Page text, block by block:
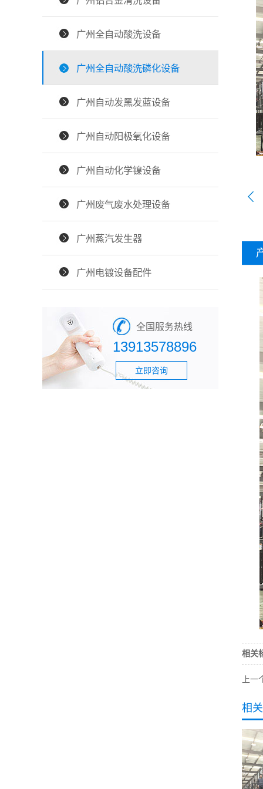
广州全自动酸洗设备
广州全自动酸洗磷化设备
广州自动发黑发蓝设备
广州自动阳极氧化设备
广州自动化学镍设备
广州废气废水处理设备
广州蒸汽发生器
广州电镀设备配件
全国服务热线
13913578896
立即咨询
相关
上一
相